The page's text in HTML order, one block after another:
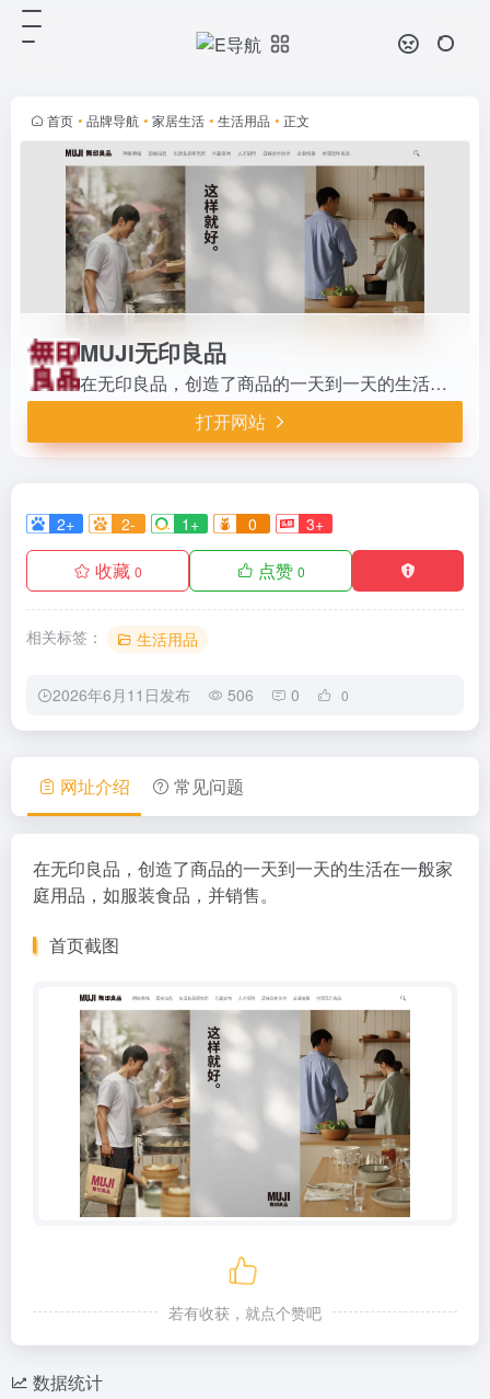
首页 • 品牌导航 • 家居生活 • 生活用品 • 正文
MUJI无印良品
在无印良品，创造了商品的一天到一天的生活在一般家庭用品，如服装食品，并销售。
打开网站
2+ 2- 1+ 0 3+
收藏 0 点赞 0
相关标签： 生活用品
2026年6月11日发布 506 0 0
品，并销售。
网址介绍 常见问题
在无印良品，创造了商品的一天到一天的生活在一般家
庭用品，如服装食品，并销售。
首页截图
若有收获，就点个赞吧
数据统计